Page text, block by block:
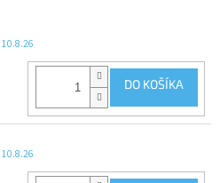
10.8.26
DO KOŠÍKA
10.8.26